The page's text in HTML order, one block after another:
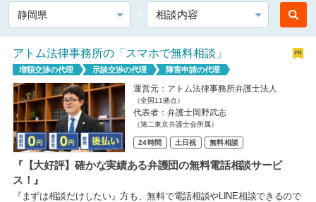
都道府県 相談内容
アトム法律事務所の「スマホで無料相談」
増額交渉の代理 示談交渉の代理 障害申請の代理
運営元：アトム法律事務所弁護士法人
（全国11拠点）
代表者：弁護士岡野武志
（第二東京弁護士会所属）
24時間 土日祝 無料相談
『【大好評】確かな実績ある弁護団の無料電話相談サービ
ス！』
『まずは相談だけしたい』方も、無料で電話相談やLINE相談できるので